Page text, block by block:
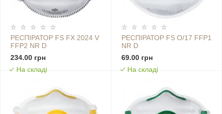
РЕСПІРАТОР FS FX 2024 V
FFP2 NR D
234.00 грн
На складі
РЕСПІРАТОР FS O/17 FFP1
NR D
69.00 грн
На складі